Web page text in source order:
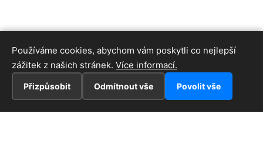
Používáme cookies, abychom vám poskytli co nejlepší
zážitek z našich stránek. Více informací.
Přizpůsobit Odmítnout vše Povolit vše